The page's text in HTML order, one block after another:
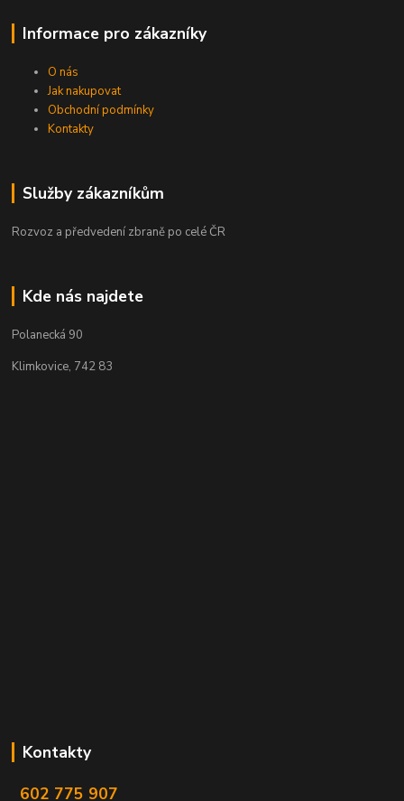
Informace pro zákazníky
O nás
Jak nakupovat
Obchodní podmínky
Kontakty
Služby zákazníkům
Rozvoz a předvedení zbraně po celé ČR
Kde nás najdete
Polanecká 90
Klimkovice, 742 83
Kontakty
602 775 907